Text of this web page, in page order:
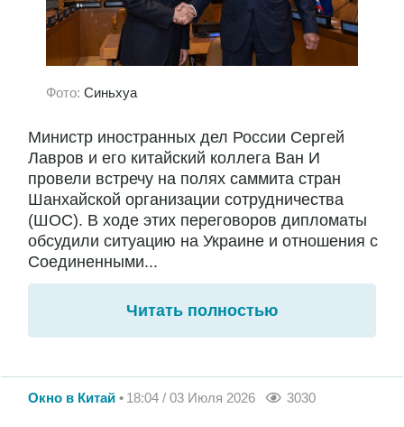
Фото: Синьхуа
Министр иностранных дел России Сергей
Лавров и его китайский коллега Ван И
провели встречу на полях саммита стран
Шанхайской организации сотрудничества
(ШОС). В ходе этих переговоров дипломаты
обсудили ситуацию на Украине и отношения с
Соединенными...
Читать полностью
Окно в Китай 18:04 / 03 Июля 2026 3030